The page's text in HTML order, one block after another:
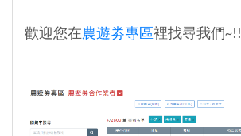
歡迎您在農遊劵專區裡找尋我們~!!